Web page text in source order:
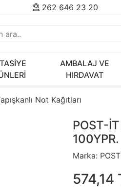
262 646 23 20
AMBALAJ VE
HIRDAVAT
Not Kağıtları
POST-
100YPR.
Marka:
574,14